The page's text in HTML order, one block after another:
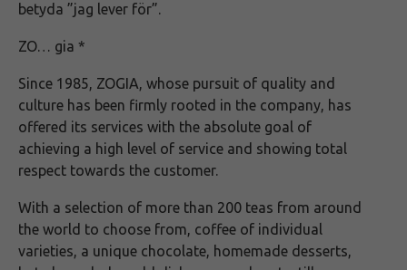
betyda ”jag lever för”.
ZO… gia *
Since 1985, ZOGIA, whose pursuit of quality and
culture has been firmly rooted in the company, has
offered its services with the absolute goal of
achieving a high level of service and showing total
respect towards the customer.
With a selection of more than 200 teas from around
the world to choose from, coffee of individual
varieties, a unique chocolate, homemade desserts,